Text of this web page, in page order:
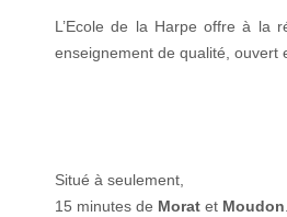
L’Ecole de la Harpe offre à la
enseignement de qualité, ouvert
Situé à seulement,
15 minutes de Morat et Moudon